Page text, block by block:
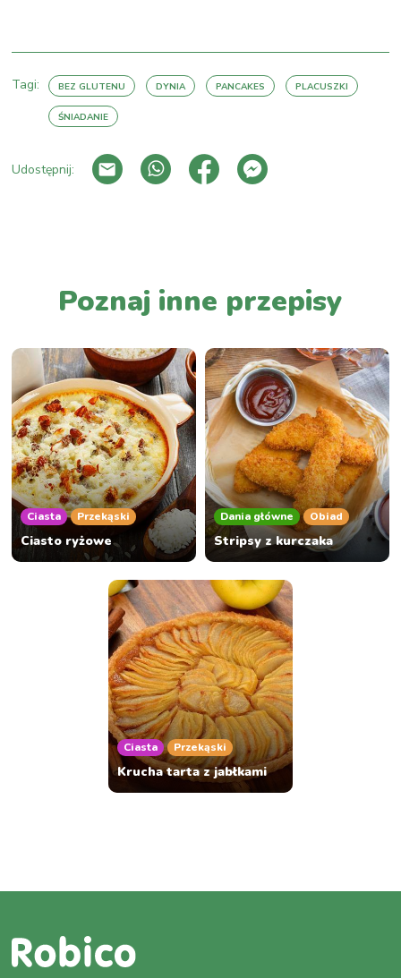
Tagi: BEZ GLUTENU DYNIA PANCAKES PLACUSZKI
ŚNIADANIE
Udostępnij:
Poznaj inne przepisy
Ciasta Przekąski
Ciasto ryżowe
Dania główne Obiad
Stripsy z kurczaka
Ciasta Przekąski
Krucha tarta z jabłkami